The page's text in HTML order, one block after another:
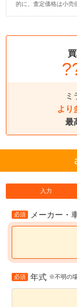
的に、査定価格は小売
ミ
より
最
入力
必須 メーカー・
必須 年式 ※不明の